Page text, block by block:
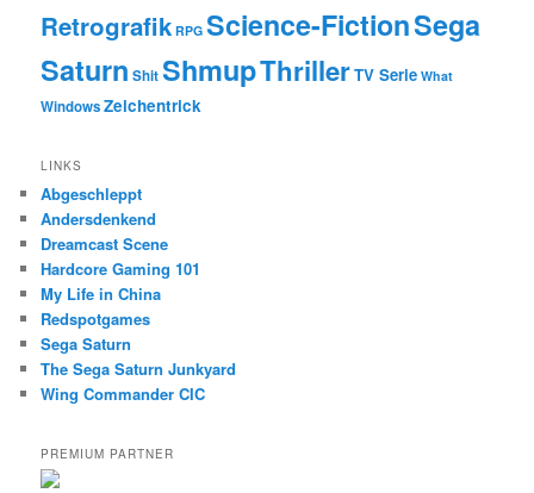
Retrografik RPG Science-FictionSega
Saturn ShitShmupThrillerTV Serie What
WindowsZeichentrick
LINKS
Abgeschleppt
Andersdenkend
Dreamcast Scene
Hardcore Gaming 101
My Life in China
Redspotgames
Sega Saturn
The Sega Saturn Junkyard
Wing Commander CIC
PREMIUM PARTNER